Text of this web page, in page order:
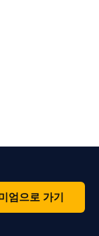
엄으로 가기